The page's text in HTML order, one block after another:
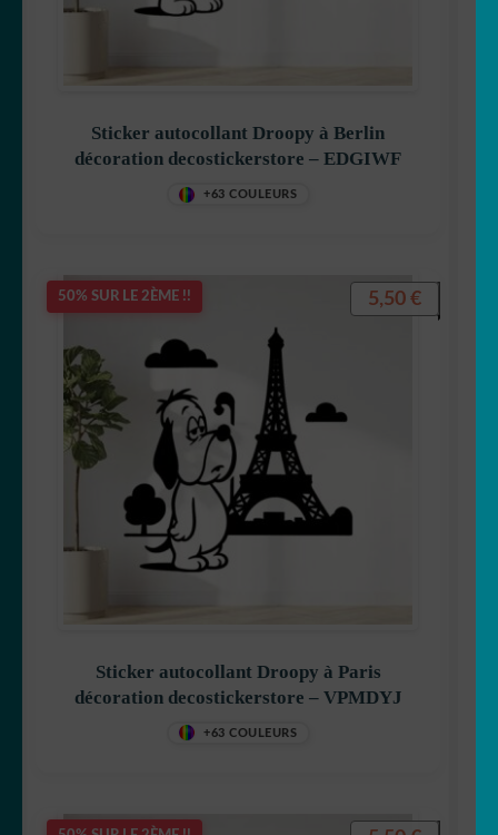
Sticker autocollant Droopy à Berlin
décoration decostickerstore – EDGIWF
+63 COULEURS
50% SUR LE 2ÈME !!
Sticker autocollant Droopy à Paris
décoration decostickerstore – VPMDYJ
+63 COULEURS
5,50 €